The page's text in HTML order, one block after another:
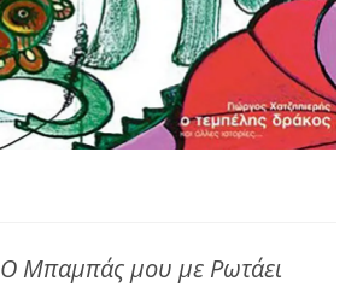
Ο Μπαμπάς μου με Ρωτάει